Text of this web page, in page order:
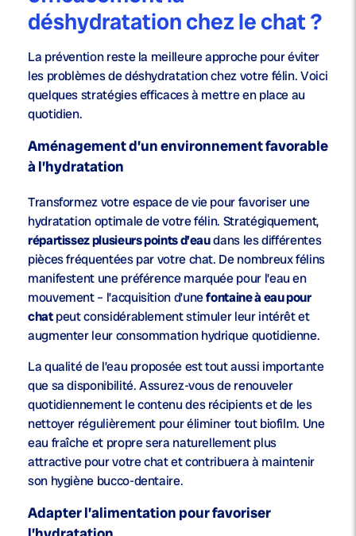
déshydratation chez le chat ?
La prévention reste la meilleure approche pour éviter
les problèmes de déshydratation chez votre félin. Voici
quelques stratégies efficaces à mettre en place au
quotidien.
Aménagement d’un environnement favorable
à l’hydratation
Transformez votre espace de vie pour favoriser une
hydratation optimale de votre félin. Stratégiquement,
répartissez plusieurs points d’eaudans les différentes
pièces fréquentées par votre chat. De nombreux félins
manifestent une préférence marquée pour l’eau en
mouvement – l’acquisition d’unefontaine à eau pour
chatpeut considérablement stimuler leur intérêt et
augmenter leur consommation hydrique quotidienne.
La qualité de l’eau proposée est tout aussi importante
que sa disponibilité. Assurez-vous de renouveler
quotidiennement le contenu des récipients et de les
nettoyer régulièrement pour éliminer tout biofilm. Une
eau fraîche et propre sera naturellement plus
attractive pour votre chat et contribuera à maintenir
son hygiène bucco-dentaire.
Adapter l’alimentation pour favoriser